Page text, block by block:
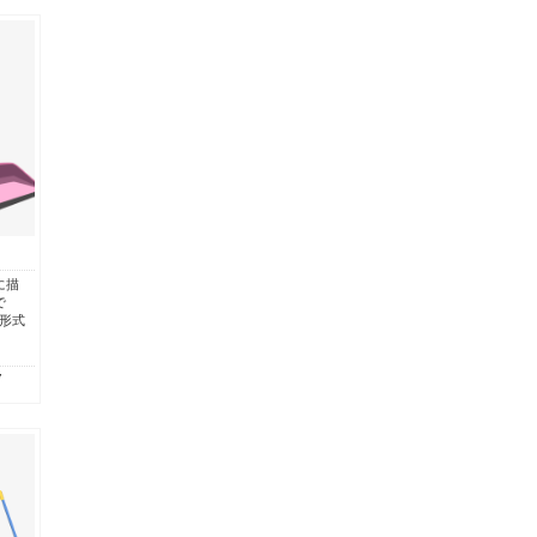
描
式